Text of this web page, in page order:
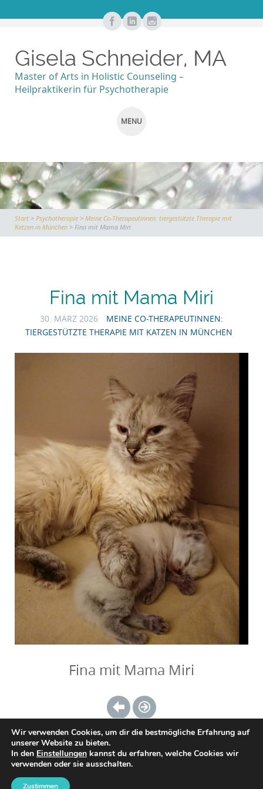
Gisela Schneider, MA
Master of Arts in Holistic Counseling –
Heilpraktikerin für Psychotherapie
MENU
TO
CONTENT
Start > Psychotherapie > Meine Co-Therapeutinnen: tiergestützte Therapie mit
Katzen in München > Fina mit Mama Miri
Fina mit Mama Miri
30. MÄRZ 2026
MEINE CO-THERAPEUTINNEN:
TIERGESTÜTZTE THERAPIE MIT KATZEN IN MÜNCHEN
Fina mit Mama Miri
Praxis & Anfahrt
Wir verwenden Cookies, um dir die bestmögliche Erfahrung auf
unserer Website zu bieten.
In den Einstellungen kannst du erfahren, welche Cookies wir
verwenden oder sie ausschalten.
Zustimmen